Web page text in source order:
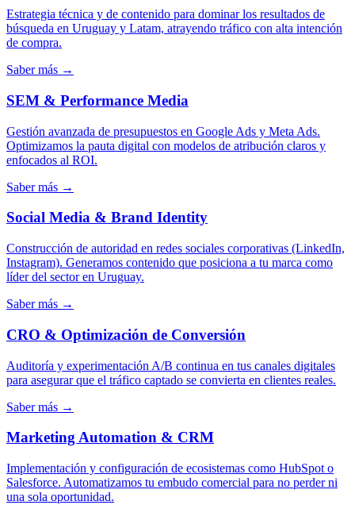
Estrategia técnica y de contenido para dominar los resultados de
búsqueda en Uruguay y Latam, atrayendo tráfico con alta intención
de compra.
Saber más →
SEM & Performance Media
Gestión avanzada de presupuestos en Google Ads y Meta Ads.
Optimizamos la pauta digital con modelos de atribución claros y
enfocados al ROI.
Saber más →
Social Media & Brand Identity
Construcción de autoridad en redes sociales corporativas (LinkedIn,
Instagram). Generamos contenido que posiciona a tu marca como
líder del sector en Uruguay.
Saber más →
CRO & Optimización de Conversión
Auditoría y experimentación A/B continua en tus canales digitales
para asegurar que el tráfico captado se convierta en clientes reales.
Saber más →
Marketing Automation & CRM
Implementación y configuración de ecosistemas como HubSpot o
Salesforce. Automatizamos tu embudo comercial para no perder ni
una sola oportunidad.